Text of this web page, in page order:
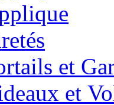
et
et